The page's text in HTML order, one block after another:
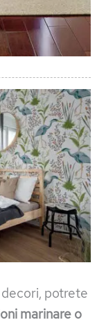
potrete
marinare o